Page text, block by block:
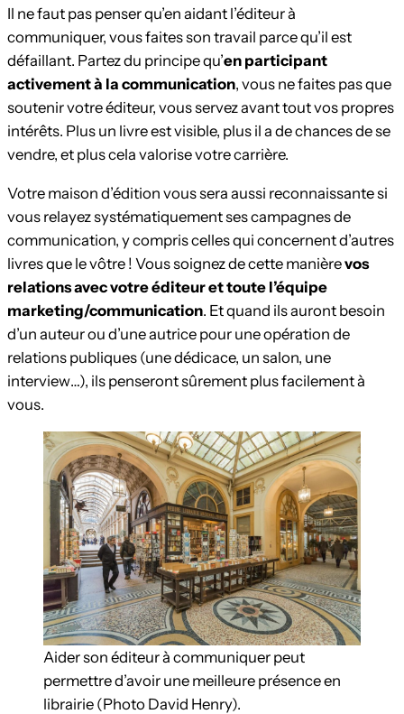
Il ne faut pas penser qu’en aidant l’éditeur à
communiquer, vous faites son travail parce qu’il est
défaillant. Partez du principe qu’en participant
activement à la communication, vous ne faites pas que
soutenir votre éditeur, vous servez avant tout vos propres
intérêts. Plus un livre est visible, plus il a de chances de se
vendre, et plus cela valorise votre carrière.
Votre maison d’édition vous sera aussi reconnaissante si
vous relayez systématiquement ses campagnes de
communication, y compris celles qui concernent d’autres
livres que le vôtre ! Vous soignez de cette manièrevos
relations avec votre éditeur et toute l’équipe
marketing/communication. Et quand ils auront besoin
d’un auteur ou d’une autrice pour une opération de
relations publiques (une dédicace, un salon, une
interview…), ils penseront sûrement plus facilement à
vous.
Aider son éditeur à communiquer peut
permettre d’avoir une meilleure présence en
librairie (Photo David Henry).